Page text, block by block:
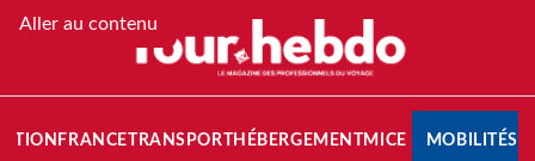
Aller au contenu
FRANCETRANSPORT HÉBERGEMENTMICE MOBILITÉS